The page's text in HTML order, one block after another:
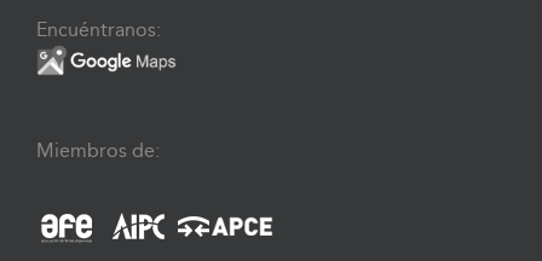
Encuéntranos:
Miembros de: